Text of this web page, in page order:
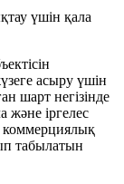
үшін қала
асыру үшін
шарт негізінде
және іргелес
коммерциялық
табылатын